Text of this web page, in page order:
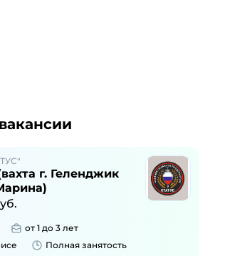
г. Геленджик
от 1 до 3 лет
Полная занятость